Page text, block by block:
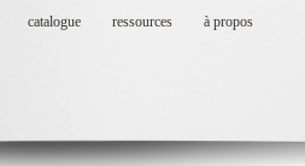
catalogue ressources à propos